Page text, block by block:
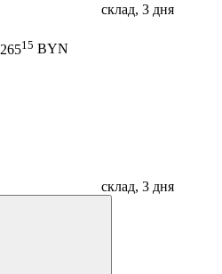
склад, 3 дня
26515 BYN
склад, 3 дня